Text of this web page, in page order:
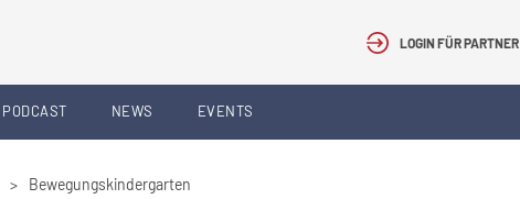
LOGIN FÜR PARTNER
PODCAST NEWS EVENTS
> Bewegungskindergarten